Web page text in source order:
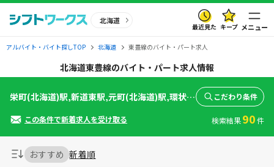
北海道
最近見た キープ メニュー
アルバイト・バイト探しTOP 北海道 東豊線のバイト・パート求人
北海道東豊線のバイト・パート求人情報
おすすめ 新着順
栄町(北海道)駅,新道東駅,元町(北海道)駅,環状通東駅,東区役所前駅,北１３条東駅,さっぽろ駅,大通駅,豊水すすきの駅,学園前(北海道)駅,豊平公園駅,美園駅,月寒中央駅,福住駅 こだわり条件
この条件で新着求人を受け取る 検索結果90件